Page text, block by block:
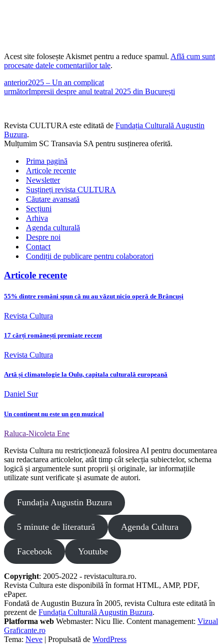
Acest site folosește Akismet pentru a reduce spamul. Află cum sunt
procesate datele comentariilor tale.
anterior2025 – Un an complicat
următorImpresii despre anul teatral 2025 din București
Revista CULTURA este editată de Fundația Culturală Augustin
Buzura.
Mulțumim SC Transavia SA pentru susținerea oferită.
Prima pagină
Articole recente
Newsletter
Susțineți revista CULTURA
Căutare avansată
Secțiuni
Arhiva
Agenda culturală
Despre noi
Contact
Condiții de publicare pentru colaboratori
Articole recente
55% dintre români spun că nu au văzut nicio operă de Brâncuși
Revista Cultura
17 cărți românești premiate recent
Revista Cultura
Artă și climatologie la Oulu, capitala culturală europeană
Daniel Sur
Un continent nu este un gen muzical
Raluca-Nicoleta Ene
Revista Cultura nu restricționează folosirea AI pentru documentarea
sau redactarea articolelor, atât timp cât selecția subiectelor, schema
logică și argumentele sunt proprii și originale, iar informațiile
utilizate sunt verificate și asumate de autori.
Fundația Augustin Buzura
5 minute de literatură Agenda Cultura
Facebook Youtube
Copyright: 2005-2022 - revistacultura.ro.
Revista Cultura este disponibilă în format HTML, AMP, PDF,
ePaper.
Fondată de Augustin Buzura în 2005, revista Cultura este editată în
prezent de Fundația Culturală Augustin Buzura.
Platforma web Webmaster: Nicu Ilie. Content management: Vizual
Graficante.ro
Tema: Neve | Propulsată de WordPress